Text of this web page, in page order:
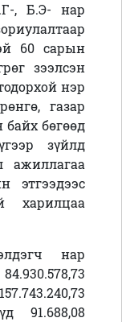
, Б.Э- нар
60 сарын
зээлсэн
нэр
газар
бөгөөд
зүйлд
ажиллагаа
этгээдээс
харилцаа
нар
91.688,08